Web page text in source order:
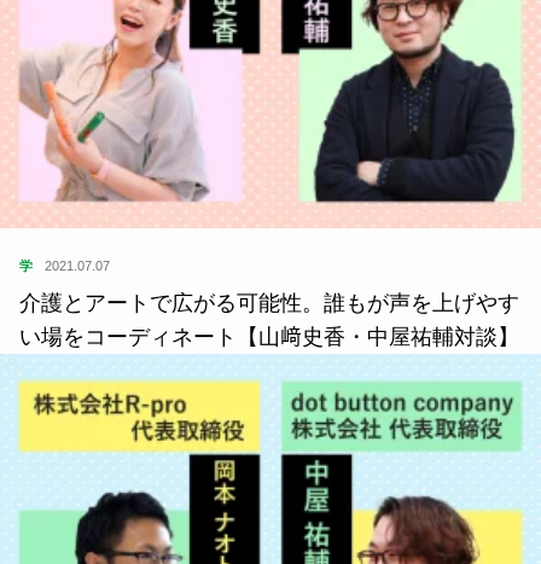
学 2021.07.07
介護とアートで広がる可能性。誰もが声を上げやす
い場をコーディネート【山﨑史香・中屋祐輔対談】